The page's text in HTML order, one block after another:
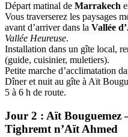
Départ matinal de Marrakech
Vous traverserez les paysages
avant d’arriver dans la Vallée
Vallée Heureuse.
Installation dans un gîte local,
(guide, cuisinier, muletiers).
Petite marche d’acclimatation
Dîner et nuit au gîte à Aït
5 à 6 h de route.
Jour 2 : Aït Bouguemez
Tighremt n’Aït Ahmed